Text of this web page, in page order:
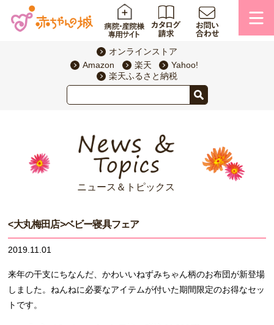
オンラインストア
Amazon
楽天
Yahoo!
楽天ふるさと納税
ニュース＆トピックス
<大丸梅田店>ベビー寝具フェア
2019.11.01
来年の干支にちなんだ、かわいいねずみちゃん柄のお布団が新登場
しました。ねんねに必要なアイテムが付いた期間限定のお得なセッ
トです。